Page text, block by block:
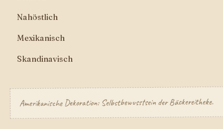
Nahöstlich
Mexikanisch
Skandinavisch
Amerikanische Dekoration: Selbstbewusstsein der Bäckereitheke.